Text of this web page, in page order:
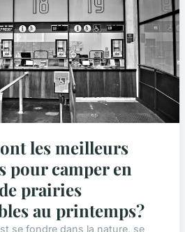
les meilleurs
pour camper en
prairies
au printemps?
se fondre dans la nature, se